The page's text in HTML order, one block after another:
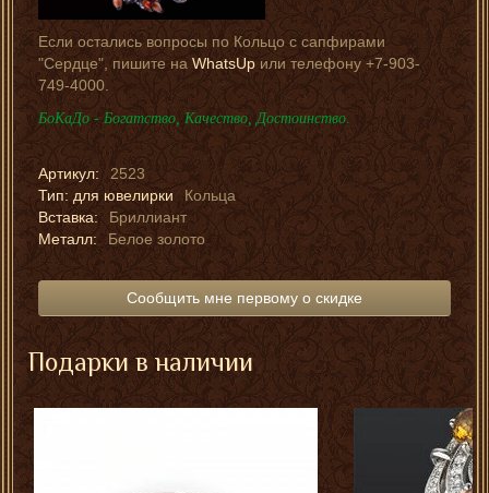
Если остались вопросы по Кольцо с сапфирами
"Сердце", пишите на WhatsUp или телефону +7-903-
749-4000.
БоКаДо - Богатство, Качество, Достоинство.
Артикул:
2523
Тип: для ювелирки
Кольца
Вставка:
Бриллиант
Металл:
Белое золото
Сообщить мне первому о скидке
Подарки в наличии